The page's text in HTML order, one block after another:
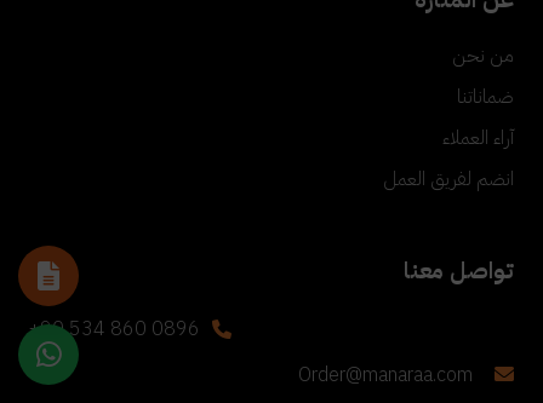
من نحن
ضماناتنا
آراء العملاء
انضم لفريق العمل
تواصل معنا
+90 534 860 0896
Order@manaraa.com